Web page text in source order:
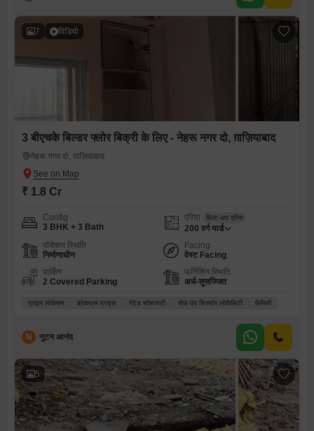
7 विडियो
3 बीएचके बिल्डर फ्लोर बिक्री के लिए - नेहरू नगर दो, ग़ाज़ियाबाद
नेहरू नगर दो, ग़ाज़ियाबाद
₹ 1.8 Cr
Config
3 BHK + 3 Bath
एरिया बिल्ट-अप एरिया
200 वर्ग यार्ड
पॉसेशन स्थिति
निर्माणाधीन
Facing
वेस्ट Facing
पार्किंग
2 Covered Parking
फर्निशिंग स्थिति
अर्ध-सुसज्जित
प्राइम लोकेशन ब्रेकथ्रू प्राइस गेटेड सोसायटी सेफ़ एंड सिक्योर लोकैलिटी फ़ैमिली
N नूटन आनंद
5